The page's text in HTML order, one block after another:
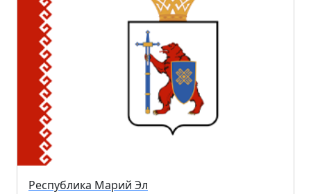
Республика Марий Эл